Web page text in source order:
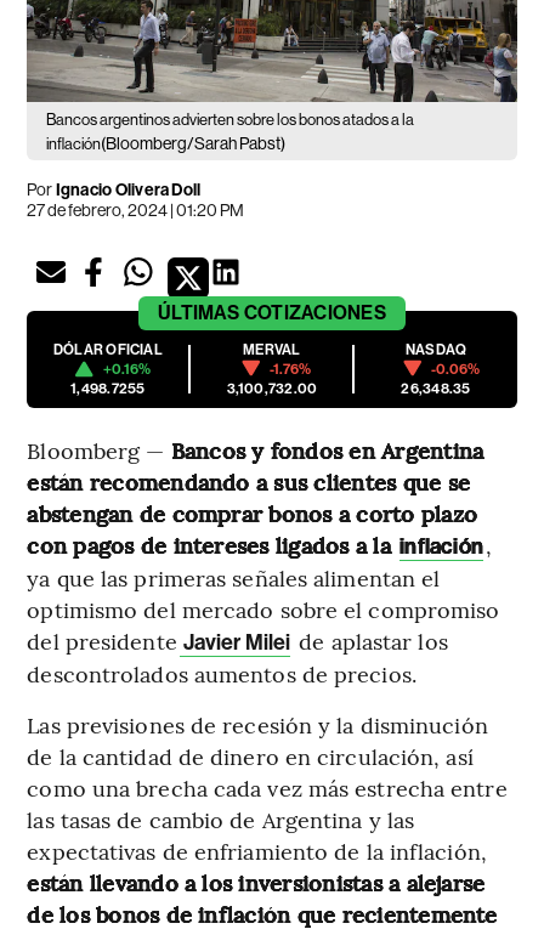
Bancos argentinos advierten sobre los bonos atados a la
inflación(Bloomberg/Sarah Pabst)
PorIgnacio Olivera Doll
27 de febrero, 2024 | 01:20 PM
ÚLTIMAS COTIZACIONES
DÓLAR OFICIAL
+0.16%
1,498.7255
MERVAL
-1.76%
3,100,732.00
NASDAQ
-0.06%
26,348.35
Bloomberg — Bancos y fondos en Argentina
están recomendando a sus clientes que se
abstengan de comprar bonos a corto plazo
con pagos de intereses ligados a la inflación,
ya que las primeras señales alimentan el
optimismo del mercado sobre el compromiso
del presidente Javier Milei de aplastar los
descontrolados aumentos de precios.
Las previsiones de recesión y la disminución
de la cantidad de dinero en circulación, así
como una brecha cada vez más estrecha entre
las tasas de cambio de Argentina y las
expectativas de enfriamiento de la inflación,
están llevando a los inversionistas a alejarse
de los bonos de inflación que recientemente